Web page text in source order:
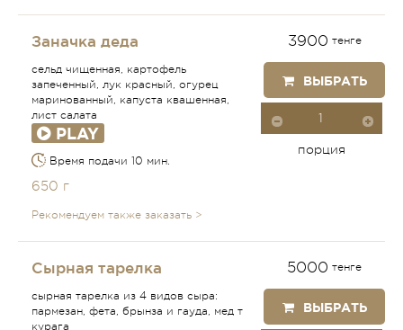
Заначка деда
сельд чищенная, картофель
запеченный, лук красный, огурец
маринованный, капуста квашенная,
лист салата
PLAY
Время подачи 10 мин.
650 г
Рекомендуем также заказать >
3900 тенге
ВЫБРАТЬ
порция
Сырная тарелка
сырная тарелка из 4 видов сыра:
пармезан, фета, брынза и гауда, мед т
курага
5000 тенге
ВЫБРАТЬ